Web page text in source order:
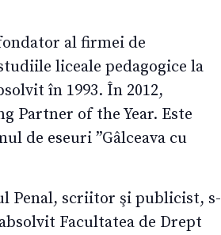
al firmei de
liceale pedagogice la
în 1993. În 2012,
Partner of the Year. Este
de eseuri ”Gâlceava cu
Penal, scriitor şi publicist, s-
Facultatea de Drept